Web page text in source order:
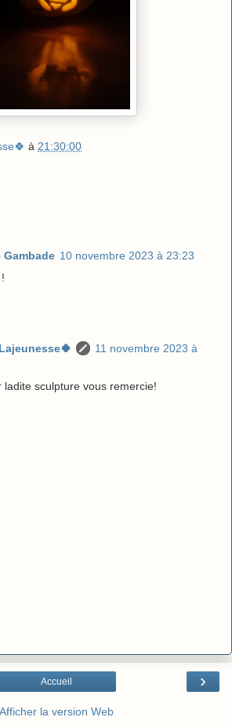
à 21:30:00
Gambade 10 novembre 2023 à 23:23
11 novembre 2023 à
ladite sculpture vous remercie!
›
Accueil
Afficher la version Web